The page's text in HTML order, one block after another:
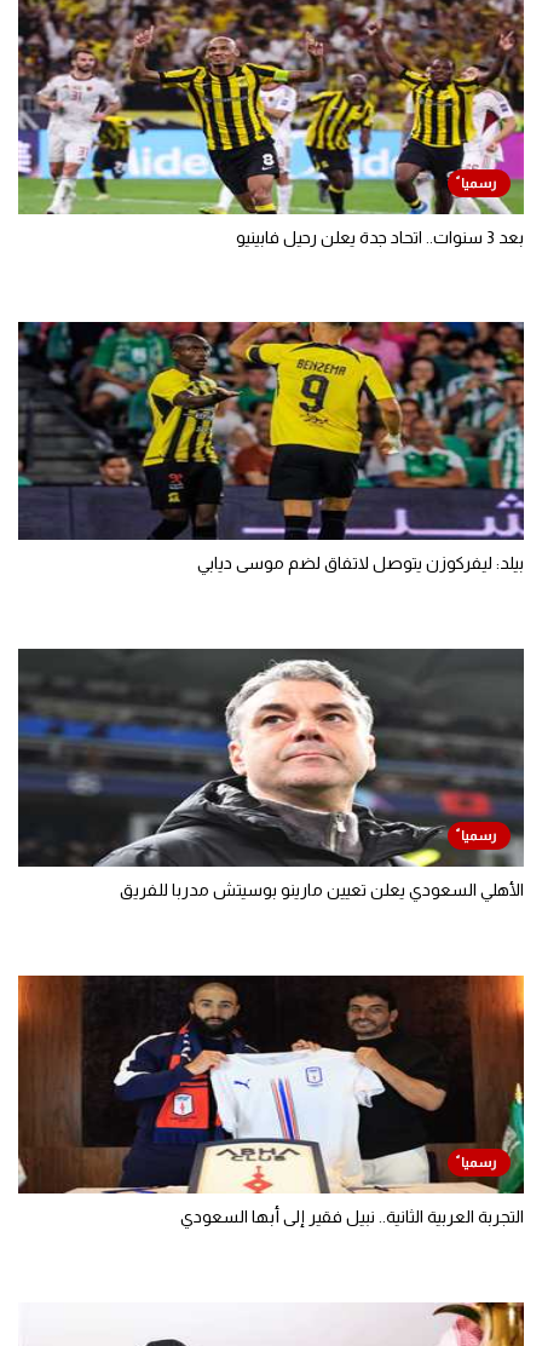
بعد 3 سنوات.. اتحاد جدة يعلن رحيل فابينيو
بيلد: ليفركوزن يتوصل لاتفاق لضم موسى ديابي
الأهلي السعودي يعلن تعيين مارينو بوسيتش مدربا للفريق
التجربة العربية الثانية.. نبيل فقير إلى أبها السعودي